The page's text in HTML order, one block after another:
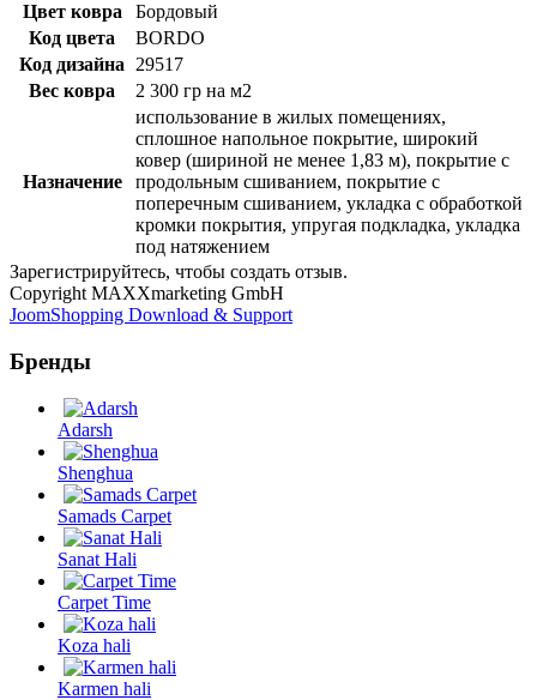
Цвет ковра
Бордовый
Код цвета
BORDO
Код дизайна
29517
Вес ковра
2 300 гр на м2
Назначение
использование в жилых помещениях,
сплошное напольное покрытие, широкий
ковер (шириной не менее 1,83 м), покрытие с
продольным сшиванием, покрытие с
поперечным сшиванием, укладка с обработкой
кромки покрытия, упругая подкладка, укладка
под натяжением
Зарегистрируйтесь, чтобы создать отзыв.
Copyright MAXXmarketing GmbH
JoomShopping Download & Support
Бренды
Adarsh
Shenghua
Samads Carpet
Sanat Hali
Carpet Time
Koza hali
Karmen hali